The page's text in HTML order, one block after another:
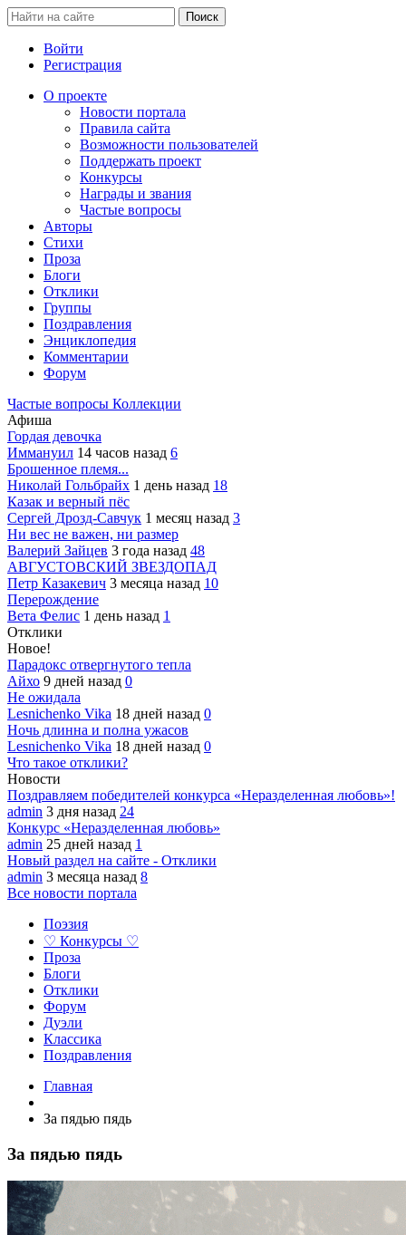
Войти
Регистрация
О проекте
Новости портала
Правила сайта
Возможности пользователей
Поддержать проект
Конкурсы
Награды и звания
Частые вопросы
Авторы
Стихи
Проза
Блоги
Отклики
Группы
Поздравления
Энциклопедия
Комментарии
Форум
Частые вопросы Коллекции
Афиша
Гордая девочка
Иммануил 14 часов назад 6
Брошенное племя...
Николай Гольбрайх 1 день назад 18
Казак и верный пёс
Сергей Дрозд-Савчук 1 месяц назад 3
Ни вес не важен, ни размер
Валерий Зайцев 3 года назад 48
АВГУСТОВСКИЙ ЗВЕЗДОПАД
Петр Казакевич 3 месяца назад 10
Перерождение
Вета Фелис 1 день назад 1
Отклики
Новое!
Парадокс отвергнутого тепла
Айхо 9 дней назад 0
Не ожидала
Lesnichenko Vika 18 дней назад 0
Ночь длинна и полна ужасов
Lesnichenko Vika 18 дней назад 0
Что такое отклики?
Новости
Поздравляем победителей конкурса «Неразделенная любовь»!
admin 3 дня назад 24
Конкурс «Неразделенная любовь»
admin 25 дней назад 1
Новый раздел на сайте - Отклики
admin 3 месяца назад 8
Все новости портала
Поэзия
♡ Конкурсы ♡
Проза
Блоги
Отклики
Форум
Дуэли
Классика
Поздравления
Главная
За пядью пядь
За пядью пядь